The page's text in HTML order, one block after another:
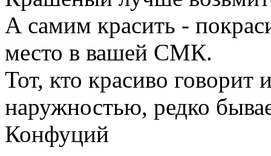
А самим красить -
место в вашей СМК.
Тот, кто красиво говорит
наружностью, редко
Конфуций